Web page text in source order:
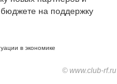
бюджете на поддержку
в экономике
© www.club-rf.ru